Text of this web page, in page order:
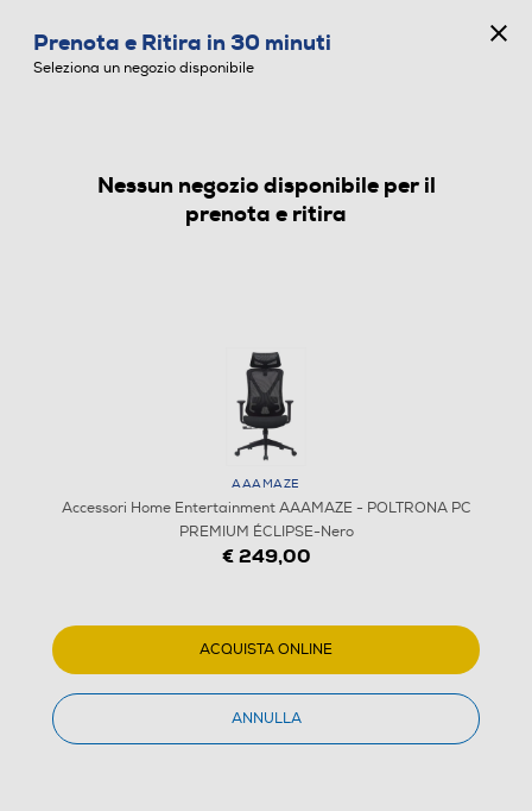
ACCESSORI HOME ENTERTAINMENT
Prenota e Ritira in 30 minuti
Seleziona un negozio disponibile
Nessun negozio disponibile per il
prenota e ritira
AAAMAZE
Accessori Home Entertainment AAAMAZE - POLTRONA PC
PREMIUM ÉCLIPSE-Nero
€ 249,00
ACQUISTA ONLINE
ANNULLA